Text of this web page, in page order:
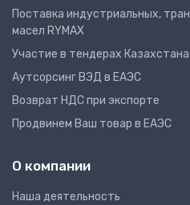
Поставка индустриальных,
масел RYMAX
Участие в тендерах Казахстана
Аутсорсинг ВЭД в ЕАЭС
Возврат НДС при экспорте
Продвинем Ваш товар в ЕАЭС
О компании
Наша деятельность